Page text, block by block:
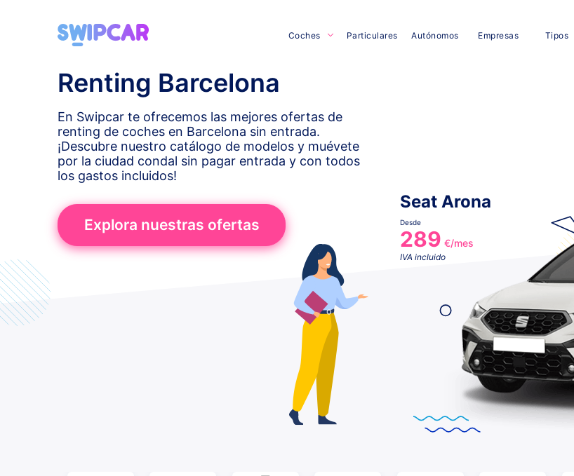
Coches Particulares Autónomos Empresas Tipos
Renting Barcelona
En Swipcar te ofrecemos las mejores ofertas de
renting de coches en Barcelona sin entrada.
¡Descubre nuestro catálogo de modelos y muévete
por la ciudad condal sin pagar entrada y con todos
los gastos incluidos!
Explora nuestras ofertas
Seat Arona
Desde
289 €/mes
IVA incluido